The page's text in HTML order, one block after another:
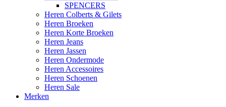
SPENCERS
Heren Colberts & Gilets
Heren Broeken
Heren Korte Broeken
Heren Jeans
Heren Jassen
Heren Ondermode
Heren Accessoires
Heren Schoenen
Heren Sale
Merken